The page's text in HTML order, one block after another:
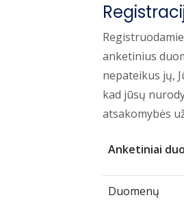
anketinius
nepateikus jų,
kad jūsų
atsakomybės
Anketiniai
Duomenų